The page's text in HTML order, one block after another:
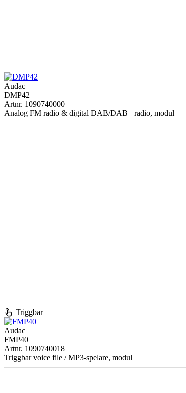
Audac
DMP42
Artnr. 1090740000
Analog FM radio & digital DAB/DAB+ radio, modul
touch_app Triggbar
Audac
FMP40
Artnr. 1090740018
Triggbar voice file / MP3-spelare, modul